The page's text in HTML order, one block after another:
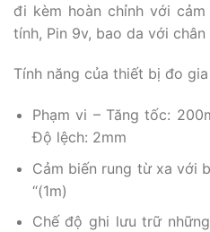
đi kèm hoàn chỉnh với
tính, Pin 9v, bao da với chân
Tính năng của thiết bị đo
Phạm vi – Tăng tốc:
Độ lệch: 2mm
Cảm biến rung từ xa với
“(1m)
Chế độ ghi lưu trữ